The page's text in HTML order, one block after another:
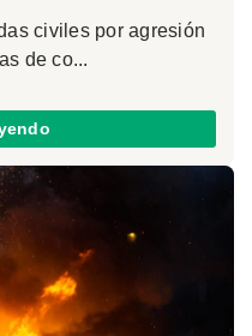
civiles por agresión
de co...